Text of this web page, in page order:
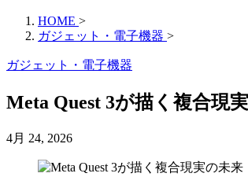
HOME >
ガジェット・電子機器 >
ガジェット・電子機器
Meta Quest 3が描く複合現
4月 24, 2026